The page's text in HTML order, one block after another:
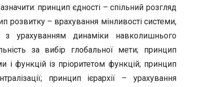
принцип єдності – спільний розгляд
розвитку – врахування мінливості системи,
з урахуванням динаміки навколишнього
за вибір глобальної мети; принцип
і функцій із пріоритетом функцій; принцип
принцип ієрархії – урахування